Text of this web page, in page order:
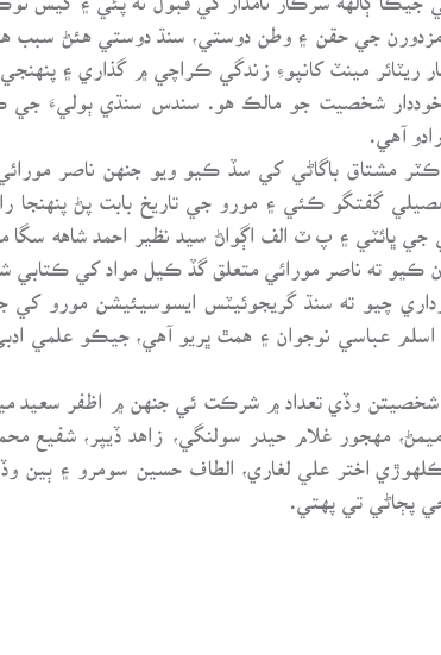
جي حقن ۽ وطن دوستي، سنڌ دوستي هئڻ سبب
مينٽ کانپوءِ زندگي ڪراچي ۾ گذاري ۽
خوددار شخصيت جو مالڪ هو. سندس سنڌي ٻوليءَ
آهي.
مشتاق باگاڻي کي سڏ ڪيو ويو جنهن ناصر
گفتگو ڪئي ۽ مورو جي تاريخ بابت پڻ
جي ڀائٽي ۽ پ ٽ الف اڳواڻ سيد نظير احمد شاهه
چيو ته سنڌ گريجوئيٽس ايسوسيئيشن مورو
عباسي نوجوان ۽ همٿ ڀريو آهي، جيڪو علمي ادبي
وڏي تعداد ۾ شرڪت ئي جنهن ۾ اظفر سعيد
مهجور غلام حيدر سولنگي، زاهد ڏيپر، شفيع
ڪلهوڙي اختر علي لغاري، الطاف حسين سومرو ۽
پڄاڻي تي پهتي.